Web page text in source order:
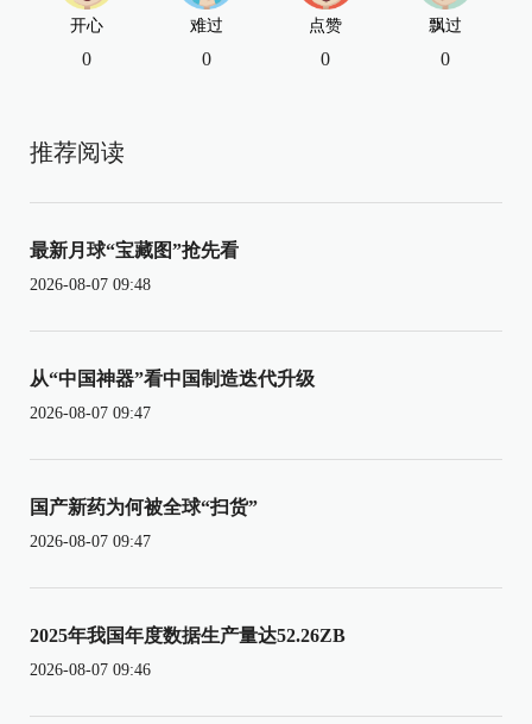
开心
0
难过
0
点赞
0
飘过
0
推荐阅读
最新月球“宝藏图”抢先看
2026-08-07 09:48
从“中国神器”看中国制造迭代升级
2026-08-07 09:47
国产新药为何被全球“扫货”
2026-08-07 09:47
2025年我国年度数据生产量达52.26ZB
2026-08-07 09:46